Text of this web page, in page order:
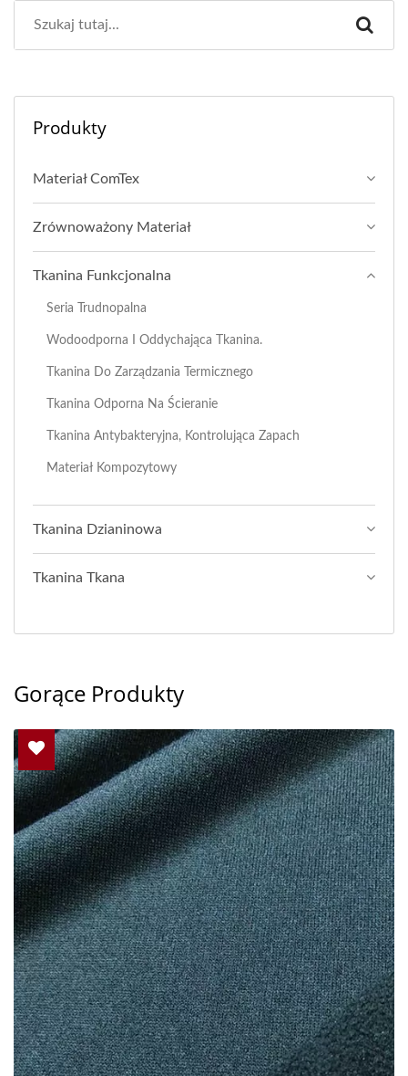
Produkty
Materiał ComTex
Zrównoważony Materiał
Tkanina Funkcjonalna
Seria Trudnopalna
Wodoodporna I Oddychająca Tkanina.
Tkanina Do Zarządzania Termicznego
Tkanina Odporna Na Ścieranie
Tkanina Antybakteryjna, Kontrolująca Zapach
Materiał Kompozytowy
Tkanina Dzianinowa
Tkanina Tkana
Gorące Produkty